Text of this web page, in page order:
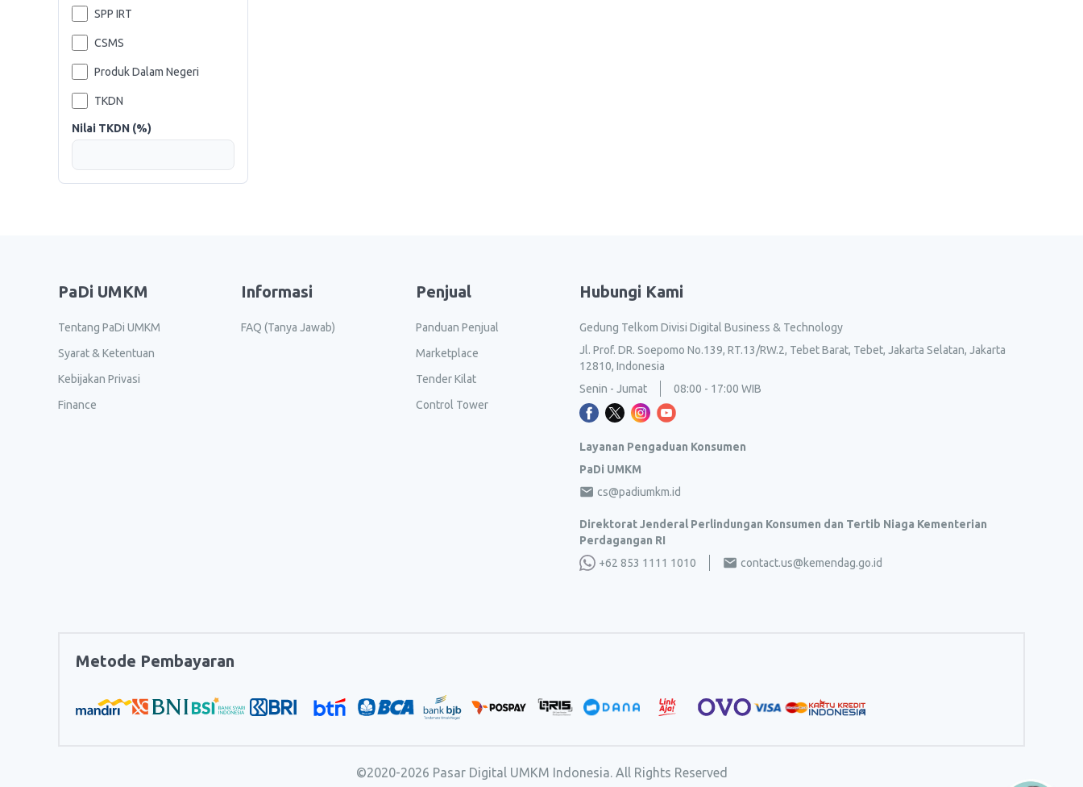
SPP IRT
CSMS
Produk Dalam Negeri
TKDN
Nilai TKDN (%)
PaDi UMKM
Tentang PaDi UMKM
Syarat & Ketentuan
Kebijakan Privasi
Finance
Informasi
FAQ (Tanya Jawab)
Penjual
Panduan Penjual
Marketplace
Tender Kilat
Control Tower
Hubungi Kami
Gedung Telkom Divisi Digital Business & Technology
Jl. Prof. DR. Soepomo No.139, RT.13/RW.2, Tebet Barat, Tebet, Jakarta Selatan, Jakarta
12810, Indonesia
Senin - Jumat
08:00 - 17:00 WIB
Layanan Pengaduan Konsumen
PaDi UMKM
cs@padiumkm.id
Direktorat Jenderal Perlindungan Konsumen dan Tertib Niaga Kementerian
Perdagangan RI
+62 853 1111 1010
contact.us@kemendag.go.id
Metode Pembayaran
©2020-2026 Pasar Digital UMKM Indonesia. All Rights Reserved